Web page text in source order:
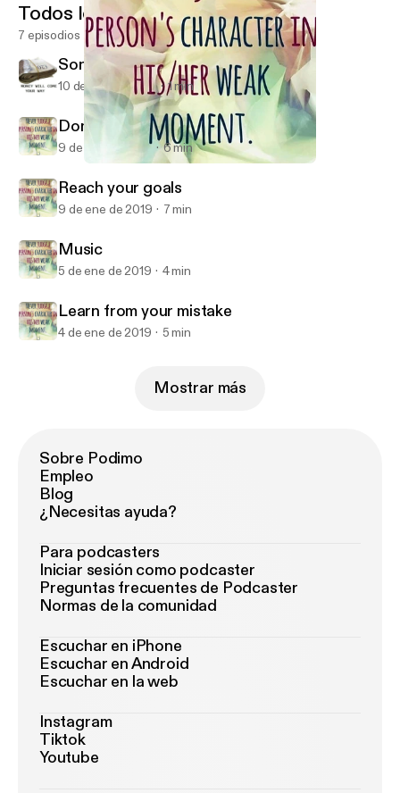
Miss Wall
Todos los episodios
7 episodios
Song by Me
10 de ene de 2019 1 min
Domestic Violence
9 de ene de 2019 6 min
Reach your goals
9 de ene de 2019 7 min
Music
5 de ene de 2019 4 min
Learn from your mistake
4 de ene de 2019 5 min
Mostrar más
Sobre Podimo
Empleo
Blog
¿Necesitas ayuda?
Para podcasters
Iniciar sesión como podcaster
Preguntas frecuentes de Podcaster
Normas de la comunidad
Escuchar en iPhone
Escuchar en Android
Escuchar en la web
Instagram
Tiktok
Youtube